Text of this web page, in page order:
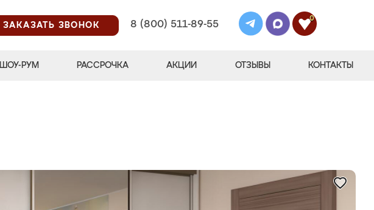
ЗАКАЗАТЬ ЗВОНОК
8 (800) 511-89-55
0
ШОУ-РУМ РАССРОЧКА АКЦИИ ОТЗЫВЫ КОНТАКТЫ